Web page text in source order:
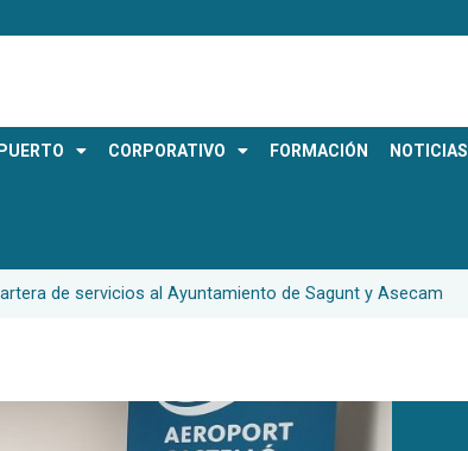
CORPORATIVO FORMACIÓN NOTICIAS
de servicios al Ayuntamiento de Sagunt y Asecam